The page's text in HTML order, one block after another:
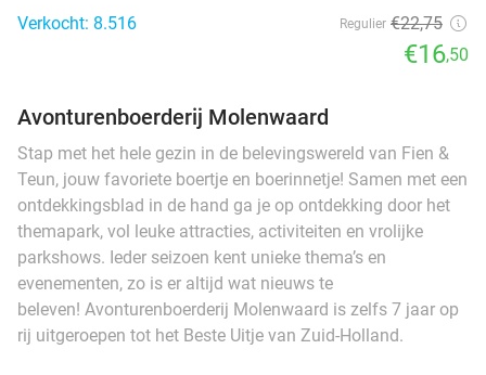
Verkocht: 8.516
Regulier €22,75
€16,50
Avonturenboerderij Molenwaard
Stap met het hele gezin in de belevingswereld van Fien &
Teun, jouw favoriete boertje en boerinnetje! Samen met een
ontdekkingsblad in de hand ga je op ontdekking door het
themapark, vol leuke attracties, activiteiten en vrolijke
parkshows. Ieder seizoen kent unieke thema’s en
evenementen, zo is er altijd wat nieuws te
beleven! Avonturenboerderij Molenwaard is zelfs 7 jaar op
rij uitgeroepen tot het Beste Uitje van Zuid-Holland.